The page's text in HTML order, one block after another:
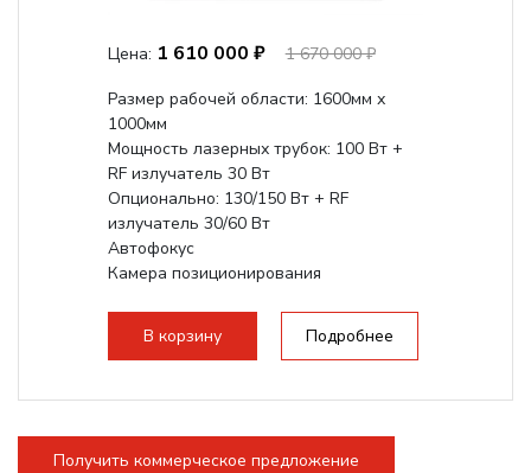
Цена: 1 610 000 ₽
1 670 000 ₽
Размер рабочей области: 1600мм х
1000мм
Мощность лазерных трубок: 100 Вт +
RF излучатель 30 Вт
Опционально: 130/150 Вт + RF
излучатель 30/60 Вт
Автофокус
Камера позиционирования
2000 мм/с...
В корзину Подробнее
Получить коммерческое предложение